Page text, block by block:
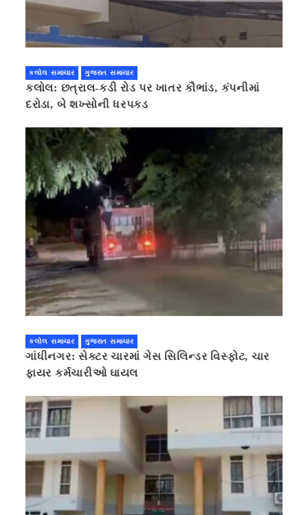
કલોલ સમાચાર ગુજરાત સમાચાર
કલોલ: છત્રાલ-કડી રોડ પર ખાતર કૌભાંડ, કંપનીમાં
દરોડા, બે શખ્સોની ધરપકડ
કલોલ સમાચાર ગુજરાત સમાચાર
ગાંધીનગર: સેક્ટર ચારમાં ગેસ સિલિન્ડર વિસ્ફોટ, ચાર
ફાયર કર્મચારીઓ ઘાયલ